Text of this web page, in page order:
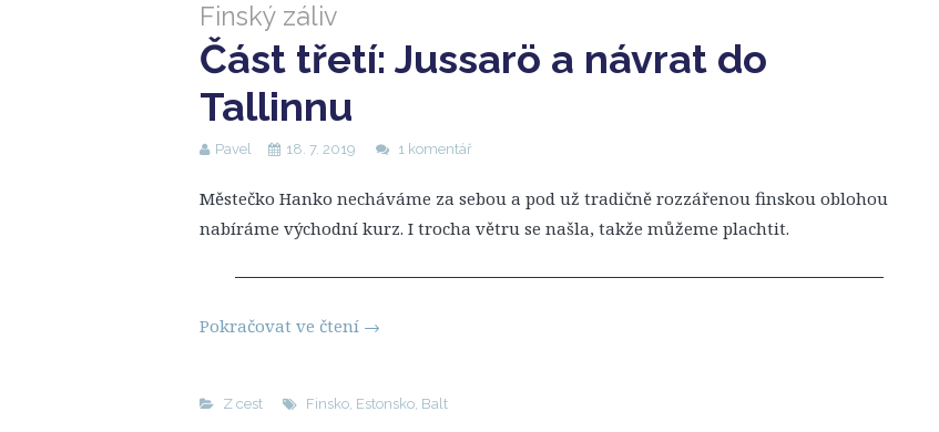
Finský záliv
Část třetí: Jussarö a návrat do
Tallinnu
Pavel 18. 7. 2019 1 komentář
Městečko Hanko necháváme za sebou a pod už tradičně rozzářenou finskou oblohou
nabíráme východní kurz. I trocha větru se našla, takže můžeme plachtit.
Pokračovat ve čtení →
Z cest Finsko, Estonsko, Balt